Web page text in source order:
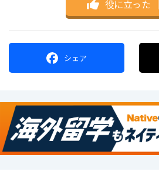
役に立った ｜
シェア